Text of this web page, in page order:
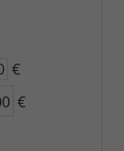
€
€